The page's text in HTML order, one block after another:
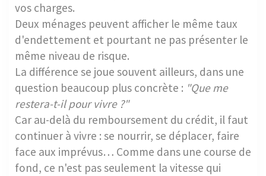
vos charges.
Deux ménages peuvent afficher le même taux
d'endettement et pourtant ne pas présenter le
même niveau de risque.
La différence se joue souvent ailleurs, dans une
question beaucoup plus concrète : "Que me
restera-t-il pour vivre ?"
Car au-delà du remboursement du crédit, il faut
continuer à vivre : se nourrir, se déplacer, faire
face aux imprévus… Comme dans une course de
fond, ce n'est pas seulement la vitesse qui